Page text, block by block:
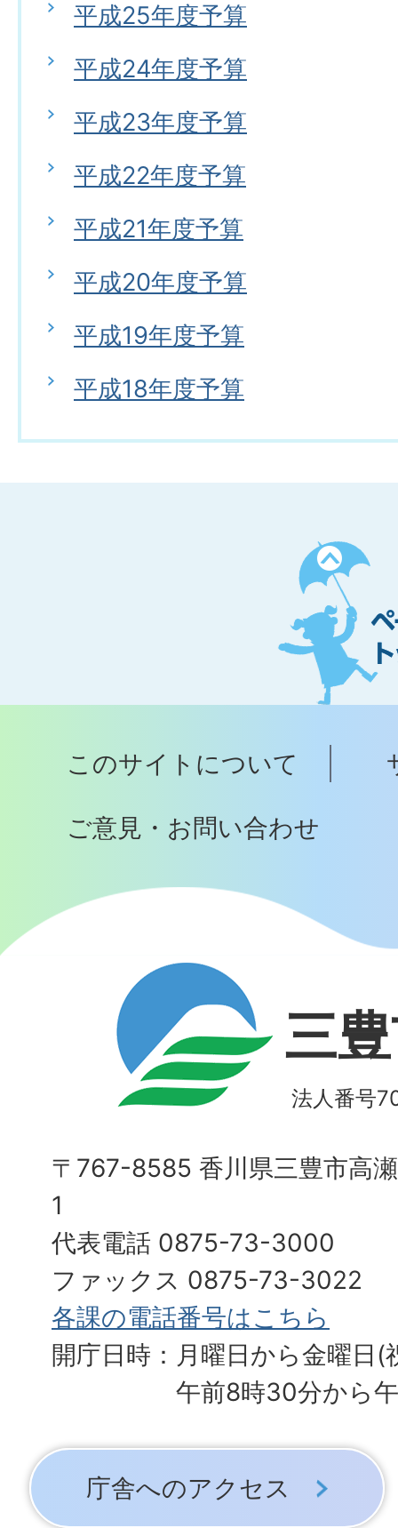
平成25年度予算
平成24年度予算
平成23年度予算
平成22年度予算
平成21年度予算
平成20年度予算
平成19年度予算
平成18年度予算
ペ
ー
ジ
ッ
へ
このサイトについて
ご意見・お問い合わせ
三
法人番号
〒767-8585 香川県三豊市高
1
代表電話 0875-73-3000
ファックス 0875-73-3022
各課の電話番号はこちら
開庁日時：月曜日から金曜日(
午前8時30分から
庁舎へのアクセス